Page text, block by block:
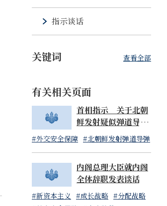
指示谈话
关键词 查看全部
有关相关页面
首相指示 关于北朝
鲜发射疑似弹道导弹
物体事宜（07:14发
布）
#外交安全保障 #北朝鲜发射弹道导弹
内阁总理大臣就内阁
全体辞职发表谈话
#新资本主义 #成长战略 #分配战略